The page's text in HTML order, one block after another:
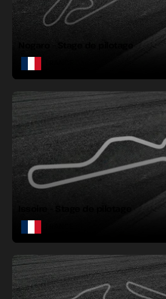
LARGEUR :
VIRAGES :
LONGUEUR :
LARGEUR :
VIRAGES :